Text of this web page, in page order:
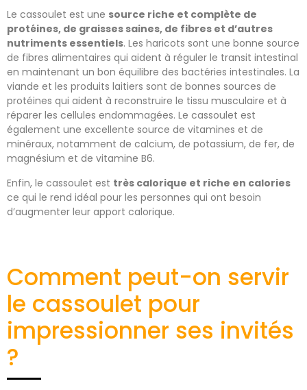
Le cassoulet est une source riche et complète de
protéines, de graisses saines, de fibres et d’autres
nutriments essentiels. Les haricots sont une bonne source
de fibres alimentaires qui aident à réguler le transit intestinal
en maintenant un bon équilibre des bactéries intestinales. La
viande et les produits laitiers sont de bonnes sources de
protéines qui aident à reconstruire le tissu musculaire et à
réparer les cellules endommagées. Le cassoulet est
également une excellente source de vitamines et de
minéraux, notamment de calcium, de potassium, de fer, de
magnésium et de vitamine B6.
Enfin, le cassoulet est très calorique et riche en calories
ce qui le rend idéal pour les personnes qui ont besoin
d’augmenter leur apport calorique.
Comment peut-on servir
le cassoulet pour
impressionner ses invités
?